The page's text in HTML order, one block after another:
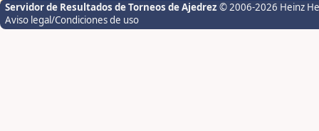
Servidor de Resultados de Torneos de Ajedrez © 2006-2026 Heinz
Aviso legal/Condiciones de uso